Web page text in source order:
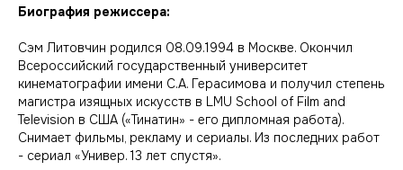
Биография режиссера:
Сэм Литовчин родился 08.09.1994 в Москве. Окончил
Всероссийский государственный университет
кинематографии имени С.А. Герасимова и получил степень
магистра изящных искусств в LMU School of Film and
Television в США («Тинатин» - его дипломная работа).
Снимает фильмы, рекламу и сериалы. Из последних работ
- сериал «Универ. 13 лет спустя».